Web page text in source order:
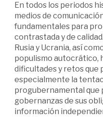
En todos los periodos
medios de
fundamentales para
contrastada y de
Rusia y Ucrania, así
populismo autocrático,
dificultades y retos que
especialmente la
progubernamental que
gobernanzas de sus
información